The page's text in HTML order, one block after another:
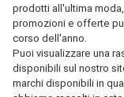
prodotti all'ultima
promozioni e offerte
corso dell'anno.
Puoi visualizzare una
disponibili sul nostro
marchi disponibili in